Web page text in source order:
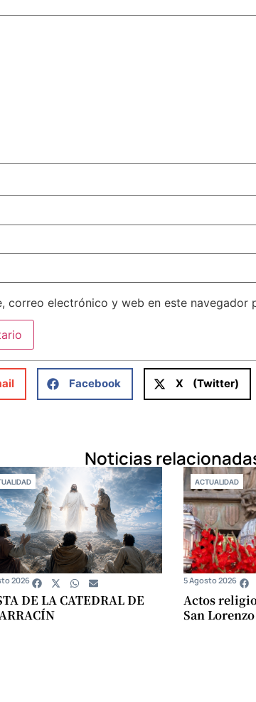
correo electrónico y web en este navegador
Facebook X (Twitter)
Noticias
DE LA CATEDRAL DE
2026
ACTUALIDAD
Actos
San
5 Agosto 2026